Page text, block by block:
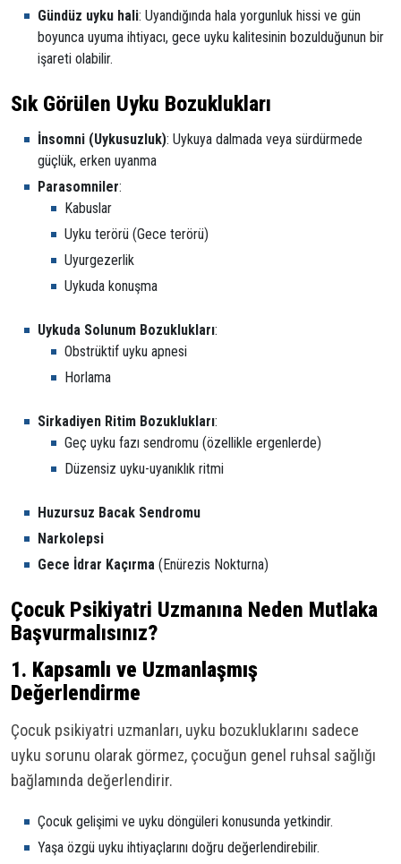
Gündüz uyku hali: Uyandığında hala yorgunluk hissi ve gün
boyunca uyuma ihtiyacı, gece uyku kalitesinin bozulduğunun bir
işareti olabilir.
Sık Görülen Uyku Bozuklukları
İnsomni (Uykusuzluk): Uykuya dalmada veya sürdürmede
güçlük, erken uyanma
Parasomniler:
Kabuslar
Uyku terörü (Gece terörü)
Uyurgezerlik
Uykuda konuşma
Uykuda Solunum Bozuklukları:
Obstrüktif uyku apnesi
Horlama
Sirkadiyen Ritim Bozuklukları:
Geç uyku fazı sendromu (özellikle ergenlerde)
Düzensiz uyku-uyanıklık ritmi
Huzursuz Bacak Sendromu
Narkolepsi
Gece İdrar Kaçırma (Enürezis Nokturna)
Çocuk Psikiyatri Uzmanına Neden Mutlaka
Başvurmalısınız?
1. Kapsamlı ve Uzmanlaşmış
Değerlendirme
Çocuk psikiyatri uzmanları, uyku bozukluklarını sadece
uyku sorunu olarak görmez, çocuğun genel ruhsal sağlığı
bağlamında değerlendirir.
Çocuk gelişimi ve uyku döngüleri konusunda yetkindir.
Yaşa özgü uyku ihtiyaçlarını doğru değerlendirebilir.